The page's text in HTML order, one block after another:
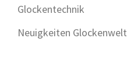
Glockentechnik
Neuigkeiten Glockenwelt